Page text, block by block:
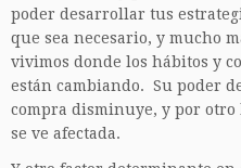
poder desarrollar tus
que sea necesario, y mucho
vivimos donde los hábitos y
están cambiando. Su poder
compra disminuye, y por
se ve afectada.